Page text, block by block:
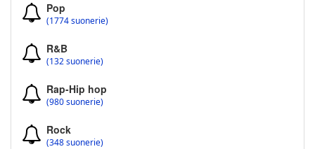
Pop
(1774 suonerie)
R&B
(132 suonerie)
Rap-Hip hop
(980 suonerie)
Rock
(348 suonerie)